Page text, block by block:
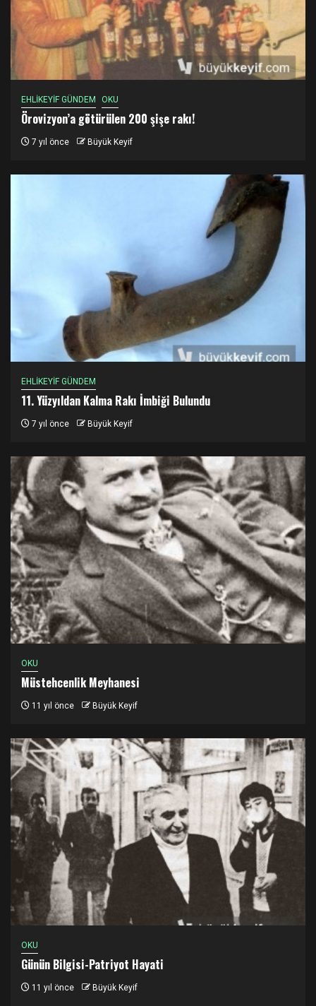
EHLİKEYİF GÜNDEM OKU
Örovizyon’a götürülen 200 şişe rakı!
7 yıl önce Büyük Keyif
EHLİKEYİF GÜNDEM
11. Yüzyıldan Kalma Rakı İmbiği Bulundu
7 yıl önce Büyük Keyif
OKU
Müstehcenlik Meyhanesi
11 yıl önce Büyük Keyif
OKU
Günün Bilgisi-Patriyot Hayati
11 yıl önce Büyük Keyif